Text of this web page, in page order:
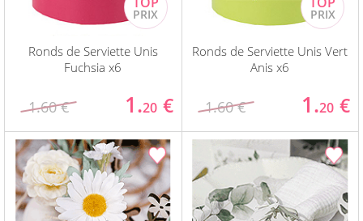
Ronds de Serviette Unis
Fuchsia x6
1.60 € 1.20 €
Ronds de Serviette Unis Vert
Anis x6
1.60 € 1.20 €